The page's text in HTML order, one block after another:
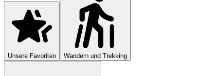
Unsere Favoriten Wandern und Trekking